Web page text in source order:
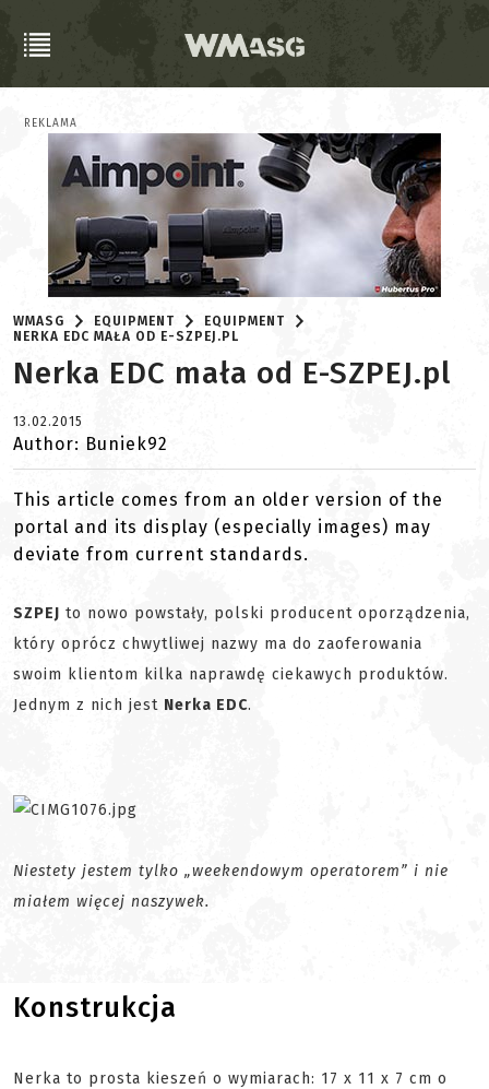
REKLAMA
WMASG EQUIPMENT
EQUIPMENT
NERKA EDC MAŁA OD E-SZPEJ.PL
Nerka EDC mała od E-SZPEJ.pl
13.02.2015
Author: Buniek92
This article comes from an older version of the
portal and its display (especially images) may
deviate from current standards.
SZPEJ to nowo powstały, polski producent oporządzenia,
który oprócz chwytliwej nazwy ma do zaoferowania
swoim klientom kilka naprawdę ciekawych produktów.
Jednym z nich jest Nerka EDC.
Niestety jestem tylko „weekendowym operatorem” i nie
miałem więcej naszywek.
Konstrukcja
Nerka to prosta kieszeń o wymiarach: 17 x 11 x 7 cm o